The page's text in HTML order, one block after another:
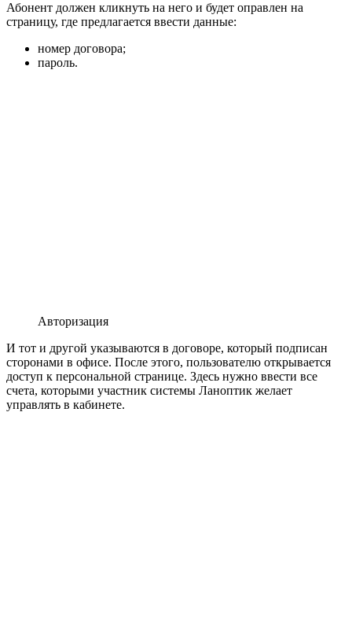
Абонент должен кликнуть на него и будет оправлен на
страницу, где предлагается ввести данные:
номер договора;
пароль.
Авторизация
И тот и другой указываются в договоре, который подписан
сторонами в офисе. После этого, пользователю открывается
доступ к персональной странице. Здесь нужно ввести все
счета, которыми участник системы Ланоптик желает
управлять в кабинете.